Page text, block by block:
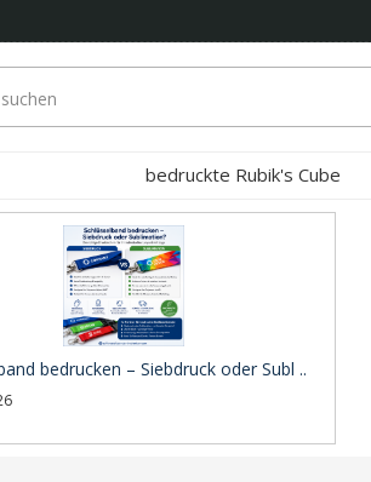
bedruckte Rubik's Cube
bedrucken – Siebdruck oder Subl ..